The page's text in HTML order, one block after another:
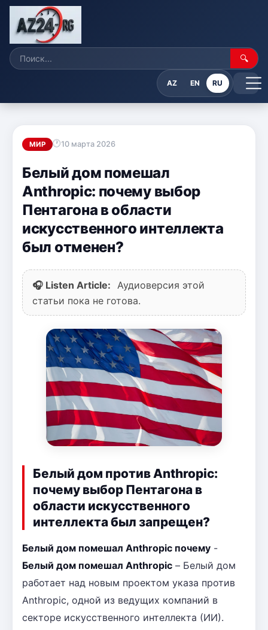
🔍
AZ EN RU
МИР 10 марта 2026
Белый дом помешал
Anthropic: почему выбор
Пентагона в области
искусственного интеллекта
был отменен?
🎧 Listen Article:
Аудиоверсия этой
статьи пока не готова.
Белый дом против Anthropic:
почему выбор Пентагона в
области искусственного
интеллекта был запрещен?
Белый дом помешал Anthropic почему -
Белый дом помешал Anthropic – Белый дом
работает над новым проектом указа против
Anthropic, одной из ведущих компаний в
секторе искусственного интеллекта (ИИ).